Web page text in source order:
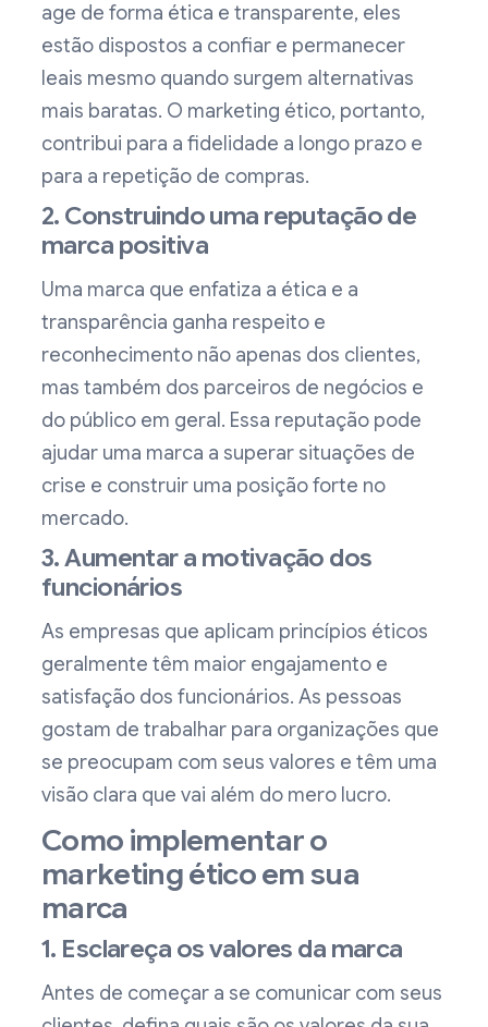
age de forma ética e transparente, eles
estão dispostos a confiar e permanecer
leais mesmo quando surgem alternativas
mais baratas. O marketing ético, portanto,
contribui para a fidelidade a longo prazo e
para a repetição de compras.
2. Construindo uma reputação de
marca positiva
Uma marca que enfatiza a ética e a
transparência ganha respeito e
reconhecimento não apenas dos clientes,
mas também dos parceiros de negócios e
do público em geral. Essa reputação pode
ajudar uma marca a superar situações de
crise e construir uma posição forte no
mercado.
3. Aumentar a motivação dos
funcionários
As empresas que aplicam princípios éticos
geralmente têm maior engajamento e
satisfação dos funcionários. As pessoas
gostam de trabalhar para organizações que
se preocupam com seus valores e têm uma
visão clara que vai além do mero lucro.
Como implementar o
marketing ético em sua
marca
1. Esclareça os valores da marca
Antes de começar a se comunicar com seus